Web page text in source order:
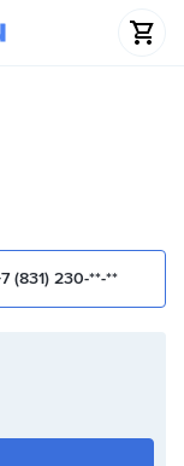
(831) 230-**-**